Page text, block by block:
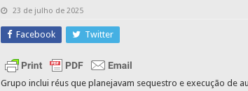
23 de julho de 2025
Facebook Twitter
Grupo inclui réus que planejavam sequestro e execução de